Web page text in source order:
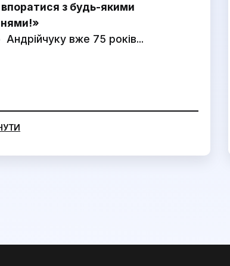
з будь-якими
вже 75 років...